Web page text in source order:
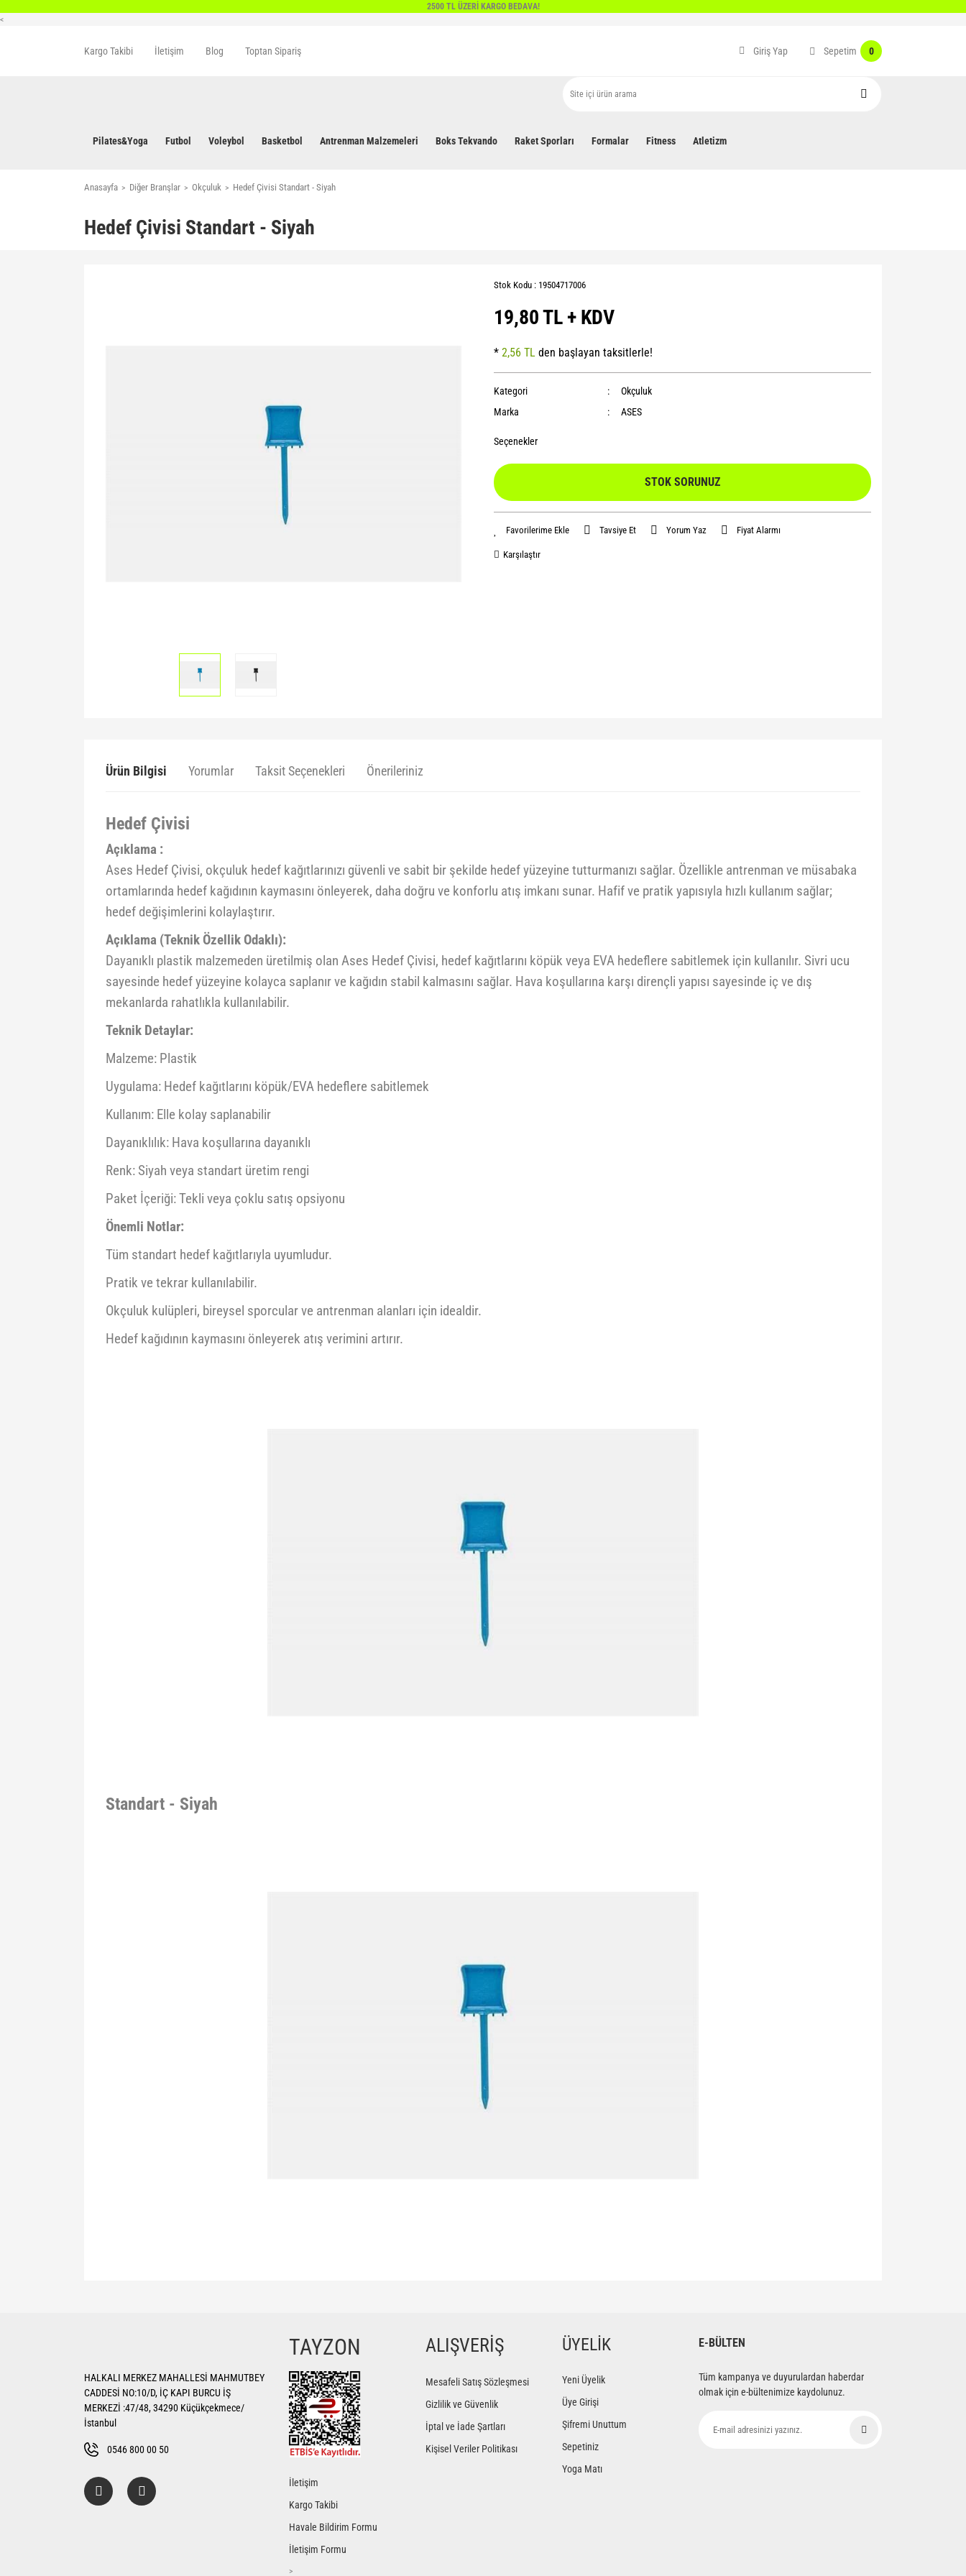
2500 TL ÜZERİ KARGO BEDAVA!
<
Kargo Takibi İletişim Blog Toptan Sipariş Giriş Yap Sepetim 0
Pilates&Yoga Futbol Voleybol Basketbol Antrenman Malzemeleri Boks Tekvando Raket Sporları Formalar Fitness Atletizm
Anasayfa Diğer Branşlar Okçuluk Hedef Çivisi Standart - Siyah
Hedef Çivisi Standart - Siyah
Stok Kodu : 19504717006
19,80 TL + KDV
* 2,56 TL den başlayan taksitlerle!
Kategori
Okçuluk
Marka
ASES
Seçenekler
STOK SORUNUZ
Tavsiye Et Yorum Yaz Fiyat Alarmı
Karşılaştır
Ürün Bilgisi Yorumlar Taksit Seçenekleri Önerileriniz
Hedef Çivisi
Açıklama :
Ases Hedef Çivisi, okçuluk hedef kağıtlarınızı güvenli ve sabit bir şekilde hedef yüzeyine tutturmanızı sağlar. Özellikle antrenman ve müsabaka
ortamlarında hedef kağıdının kaymasını önleyerek, daha doğru ve konforlu atış imkanı sunar. Hafif ve pratik yapısıyla hızlı kullanım sağlar;
hedef değişimlerini kolaylaştırır.
Açıklama (Teknik Özellik Odaklı):
Dayanıklı plastik malzemeden üretilmiş olan Ases Hedef Çivisi, hedef kağıtlarını köpük veya EVA hedeflere sabitlemek için kullanılır. Sivri ucu
sayesinde hedef yüzeyine kolayca saplanır ve kağıdın stabil kalmasını sağlar. Hava koşullarına karşı dirençli yapısı sayesinde iç ve dış
mekanlarda rahatlıkla kullanılabilir.
Teknik Detaylar:
Malzeme: Plastik
Uygulama: Hedef kağıtlarını köpük/EVA hedeflere sabitlemek
Kullanım: Elle kolay saplanabilir
Dayanıklılık: Hava koşullarına dayanıklı
Renk: Siyah veya standart üretim rengi
Paket İçeriği: Tekli veya çoklu satış opsiyonu
Önemli Notlar:
Tüm standart hedef kağıtlarıyla uyumludur.
Pratik ve tekrar kullanılabilir.
Okçuluk kulüpleri, bireysel sporcular ve antrenman alanları için idealdir.
Hedef kağıdının kaymasını önleyerek atış verimini artırır.
Standart - Siyah
Yorum Yaz
Ürün resmi kalitesiz, bozuk veya görüntülenemiyor.
Ürün bilgilerinde hatalar bulunuyor.
Ürün fiyatı diğer sitelerden daha pahalı.
HALKALI MERKEZ MAHALLESİ MAHMUTBEY
CADDESİ NO:10/D, İÇ KAPI BURCU İŞ
MERKEZİ :47/48, 34290 Küçükçekmece/
İstanbul
0546 800 00 50
TAYZON
İletişim
Kargo Takibi
Havale Bildirim Formu
İletişim Formu
ALIŞVERİŞ
Mesafeli Satış Sözleşmesi
Gizlilik ve Güvenlik
İptal ve İade Şartları
Kişisel Veriler Politikası
ÜYELİK
Yeni Üyelik
Üye Girişi
Şifremi Unuttum
Sepetiniz
Yoga Matı
>
E-BÜLTEN
Tüm kampanya ve duyurulardan haberdar
olmak için e-bültenimize kaydolunuz.